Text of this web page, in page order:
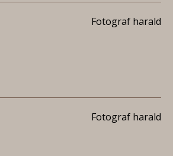
Fotograf harald
Fotograf harald